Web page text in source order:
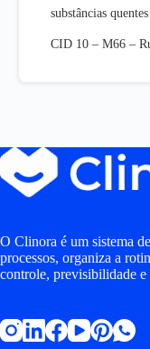
substâncias
CID 10 – M66 –
O Clinora é um sistema
processos, organiza a
controle, previsibilidade